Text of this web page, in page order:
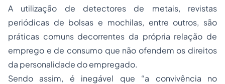
A utilização de detectores de metais, revistas
periódicas de bolsas e mochilas, entre outros, são
práticas comuns decorrentes da própria relação de
emprego e de consumo que não ofendem os direitos
da personalidade do empregado.
Sendo assim, é inegável que “a convivência no